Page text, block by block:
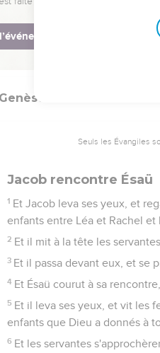
Et le soleil se levait sur lui
32 C'est pourquoi, jusqu'à ce
hanche ; car il toucha
Genèse
Seuls les Évangiles
Jacob rencontre Ésaü
1 Et Jacob leva ses yeux, et
enfants entre Léa et Rachel et
2 Et il mit à la tête les
3 Et il passa devant eux, et se
4 Et Ésaü courut à sa
5 Et il leva ses yeux, et vit les
enfants que Dieu a donnés à
6 Et les servantes